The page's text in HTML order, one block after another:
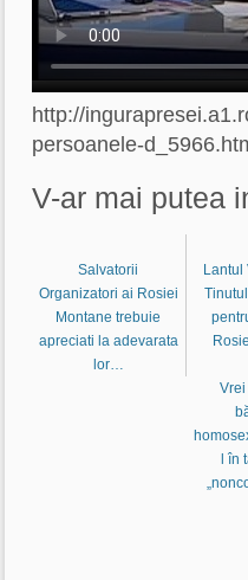
http://
persoanele-
V-ar mai putea
Salvatorii
Organizatori ai Rosiei
Montane trebuie
apreciati la adevarata
lor…
Lantul
l în